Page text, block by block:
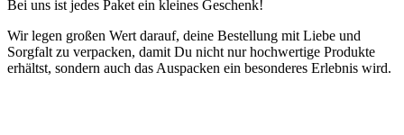
Bei uns ist jedes Paket ein kleines Geschenk!
Wir legen großen Wert darauf, deine Bestellung mit Liebe und
Sorgfalt zu verpacken, damit Du nicht nur hochwertige Produkte
erhältst, sondern auch das Auspacken ein besonderes Erlebnis wird.